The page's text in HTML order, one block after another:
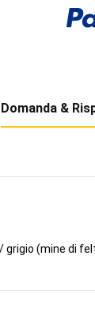
Domanda &
grigio (mine di